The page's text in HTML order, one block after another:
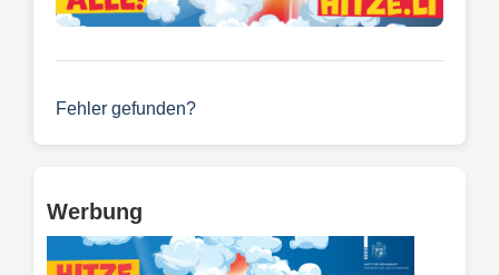
Fehler gefunden?
Werbung